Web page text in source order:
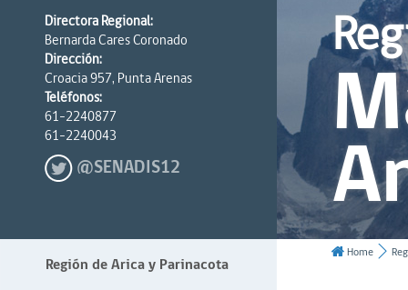
Directora Regional:
Bernarda Cares Coronado
Dirección:
Croacia 957, Punta Arenas
Teléfonos:
61-2240877
61-2240043
@SENADIS12
Región de Arica y Parinacota
Home